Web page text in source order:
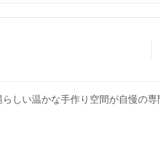
しい温かな手作り空間が自慢の専